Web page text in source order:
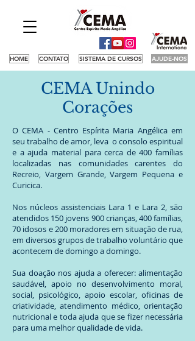
HOME CONTATO SISTEMA DE CURSOS AJUDE-NOS
CEMA Unindo
Corações
O CEMA - Centro Espírita Maria Angélica em
seu trabalho de amor, leva o consolo espiritual
e a ajuda material para cerca de 400 famílias
localizadas nas comunidades carentes do
Recreio, Vargem Grande, Vargem Pequena e
Curicica.
Nos núcleos assistenciais Lara 1 e Lara 2, são
atendidos 150 jovens 900 crianças, 400 famílias,
70 idosos e 200 moradores em situação de rua,
em diversos grupos de trabalho voluntário que
acontecem de domingo a domingo.
Sua doação nos ajuda a oferecer: alimentação
saudável, apoio no desenvolvimento moral,
social, psicológico, apoio escolar, oficinas de
criatividade, atendimento médico, orientação
nutricional e toda ajuda que se fizer necessária
para uma melhor qualidade de vida.